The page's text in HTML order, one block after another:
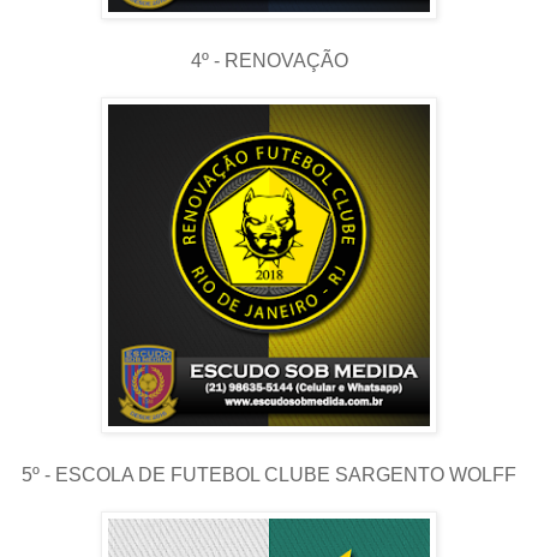
4º - RENOVAÇÃO
5º - ESCOLA DE FUTEBOL CLUBE SARGENTO WOLFF